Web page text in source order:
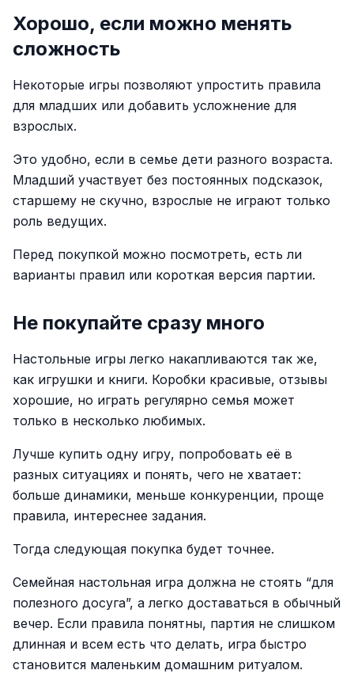
Хорошо, если можно менять
сложность
Некоторые игры позволяют упростить правила
для младших или добавить усложнение для
взрослых.
Это удобно, если в семье дети разного возраста.
Младший участвует без постоянных подсказок,
старшему не скучно, взрослые не играют только
роль ведущих.
Перед покупкой можно посмотреть, есть ли
варианты правил или короткая версия партии.
Не покупайте сразу много
Настольные игры легко накапливаются так же,
как игрушки и книги. Коробки красивые, отзывы
хорошие, но играть регулярно семья может
только в несколько любимых.
Лучше купить одну игру, попробовать её в
разных ситуациях и понять, чего не хватает:
больше динамики, меньше конкуренции, проще
правила, интереснее задания.
Тогда следующая покупка будет точнее.
Семейная настольная игра должна не стоять “для
полезного досуга”, а легко доставаться в обычный
вечер. Если правила понятны, партия не слишком
длинная и всем есть что делать, игра быстро
становится маленьким домашним ритуалом.